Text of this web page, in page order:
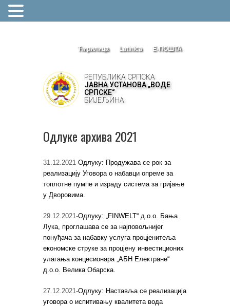
Ћирилица Latinica Е-ПОШТА
РЕПУБЛИКА СРПСКА
ЈАВНА УСТАНОВА „ВОДЕ
СРПСКЕ“
БИЈЕЉИНА
Одлуке архива 2021
31.12.2021-Одлуку: Продужава се рок за
реализацију Уговора о набавци опреме за
топлотне пумпе и израду система за гријање
у Дворовима.
29.12.2021-Одлуку: „FINWELT“ д.о.о. Бања
Лука, проглашава се за најповољнијег
понуђача за набавку услуга процјенитеља
економске струке за процјену инвестиционих
улагања концесионара „АБН Електране“
д.о.о. Велика Обарска.
27.12.2021-Одлуку: Наставља се реализација
уговора о испитивању квалитета вода